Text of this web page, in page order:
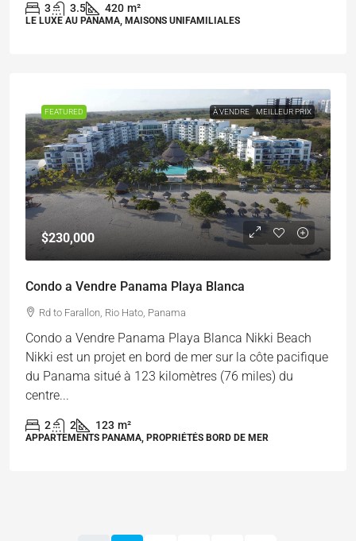
3 3.5 420 m²
LE LUXE AU PANAMA, MAISONS UNIFAMILIALES
FEATURED À VENDRE MEILLEUR PRIX
$230,000
Condo a Vendre Panama Playa Blanca
Rd to Farallon, Rio Hato, Panama
Condo a Vendre Panama Playa Blanca Nikki Beach
Nikki est un projet en bord de mer sur la côte pacifique
du Panama situé à 123 kilomètres (76 miles) du
centre...
2 2 123 m²
APPARTEMENTS PANAMA, PROPRIÉTÉS BORD DE MER